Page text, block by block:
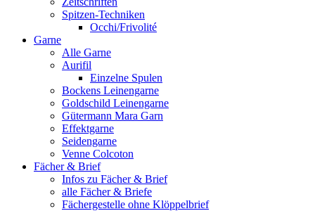
Spitzen-Techniken
Occhi/Frivolité
Garne
Alle Garne
Aurifil
Einzelne Spulen
Bockens Leinengarne
Goldschild Leinengarne
Gütermann Mara Garn
Effektgarne
Seidengarne
Venne Colcoton
Fächer & Brief
Infos zu Fächer & Brief
alle Fächer & Briefe
Fächergestelle ohne Klöppelbrief